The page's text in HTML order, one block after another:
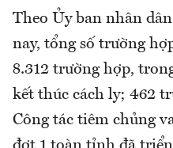
Theo Ủy ban nhân
nay, tổng số trường
8.312 trường hợp,
kết thúc cách ly; 462
Công tác tiêm chủng